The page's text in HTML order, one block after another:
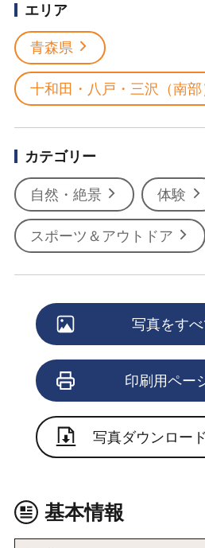
エリア
青森県
十和田・八戸・三沢（南部
カテゴリー
自然・絶景 体験
スポーツ＆アウトドア
写真をす
印刷用ペー
写真ダウンロー
基本情報